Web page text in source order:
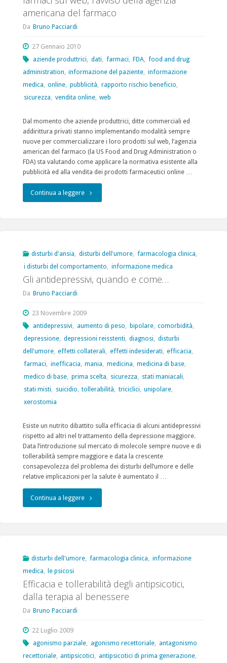
opzioni
di
trattamento"
americana del farmaco
Da Bruno Pacciardi
27 Gennaio 2010
aziende produttrici
dati farmaci FDA food and drug
administration
informazione del paziente informazione
medica
online pubblicità rapporto rischio beneficio
sicurezza
vendita online, web
Dal momento che aziende produttrici, ditte commerciali ed
addirittura privati stanno implementando modalità sempre
nuove per commercializzare i loro prodotti sul web, l’agenzia
american del farmaco (la US Food and Drug Administration o
FDA) sta valutando come applicare la normativa esistente alla
pubblicità ed alla vendita dei prodotti farmaceutici online …
Continua a leggere"farmaci
della
agenzia
del
farmaco"
disturbi d'ansia disturbi dell'umore farmacologia clinica
i disturbi del comportamento
informazione medica
Gli antidepressivi, quando e come…
Da Bruno Pacciardi
23 Novembre 2009
antidepressivi
aumento di peso bipolare, comorbidità
depressione depressioni reisstenti diagnosi
disturbi
dell'umore, effetti collaterali effetti indesiderati efficacia
farmaci
inefficacia mania medicina medicina di base
medico di base prima scelta sicurezza stati maniacali
stati misti
suicidio tollerabilità triciclici unipolare
xerostomia
Esiste un nutrito dibattito sulla efficacia di alcuni antidepressivi
rispetto ad altri nel trattamento della depressione maggiore.
Data l’introduzione sul mercato di molecole sempre nuove e di
tollerabilità sempre maggiore e data la crescente
consapevolezza del problema dei disturbi dell’umore e delle
relative implicazioni per la salute è aumentato il …
Continua a leggere"Gli
disturbi dell'umore farmacologia clinica
informazione
medica
le psicosi
Efficacia e tollerabilità degli antipsicotici,
dalla terapia al benessere
Da Bruno Pacciardi
22 Luglio 2009
agonismo parziale agonismo recettoriale antagonismo
recettoriale, antipsicotici antipsicotici di prima generazione,